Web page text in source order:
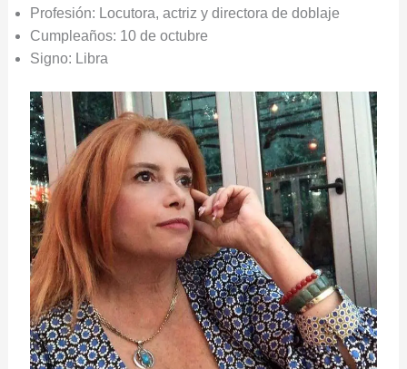
Profesión: Locutora, actriz y directora de doblaje
Cumpleaños: 10 de octubre
Signo: Libra